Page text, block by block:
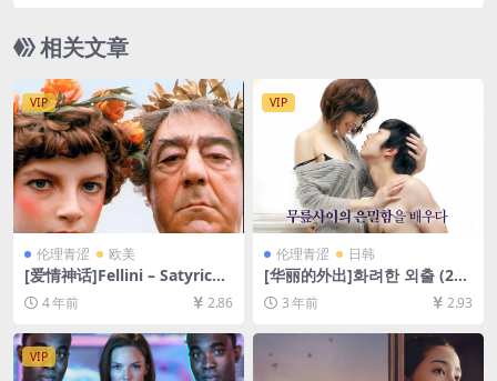
【视频文件+防和谐压缩包（含解压密码）】
相关文章
VIP
伦理青涩 欧美
[爱情神话]Fellini – Satyricon
(1969)[百度网盘+迅雷云盘资
源1080P超清未删减][MP4/8.
2GB][中文字幕]
4 年前 2.86
VIP
伦理青涩 日韩
[华丽的外出]화려한 외출 (201
3)[百度网盘+夸克网盘1080P
超清未删减资源][网盘下载][M
P4/2.6GB][中文字幕]【手机/
平板无法在线播放，请使用电
脑下载防和谐压缩包（含解压
3 年前 2.93
VIP